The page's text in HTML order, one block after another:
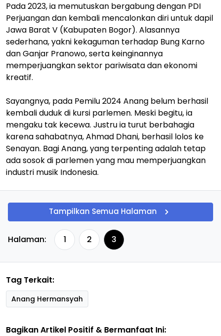
Pada 2023, ia memutuskan bergabung dengan PDI
Perjuangan dan kembali mencalonkan diri untuk dapil
Jawa Barat V (Kabupaten Bogor). Alasannya
sederhana, yakni kekaguman terhadap Bung Karno
dan Ganjar Pranowo, serta keinginannya
memperjuangkan sektor pariwisata dan ekonomi
kreatif.
Sayangnya, pada Pemilu 2024 Anang belum berhasil
kembali duduk di kursi parlemen. Meski begitu, ia
mengaku tak kecewa. Justru ia turut berbahagia
karena sahabatnya, Ahmad Dhani, berhasil lolos ke
Senayan. Bagi Anang, yang terpenting adalah tetap
ada sosok di parlemen yang mau memperjuangkan
industri musik Indonesia.
Tampilkan Semua Halaman
Halaman: 1 2 3
Tag Terkait:
Anang Hermansyah
Bagikan Artikel Positif & Bermanfaat Ini: